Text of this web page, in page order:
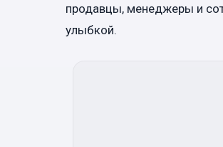
продавцы, менеджеры и
улыбкой.